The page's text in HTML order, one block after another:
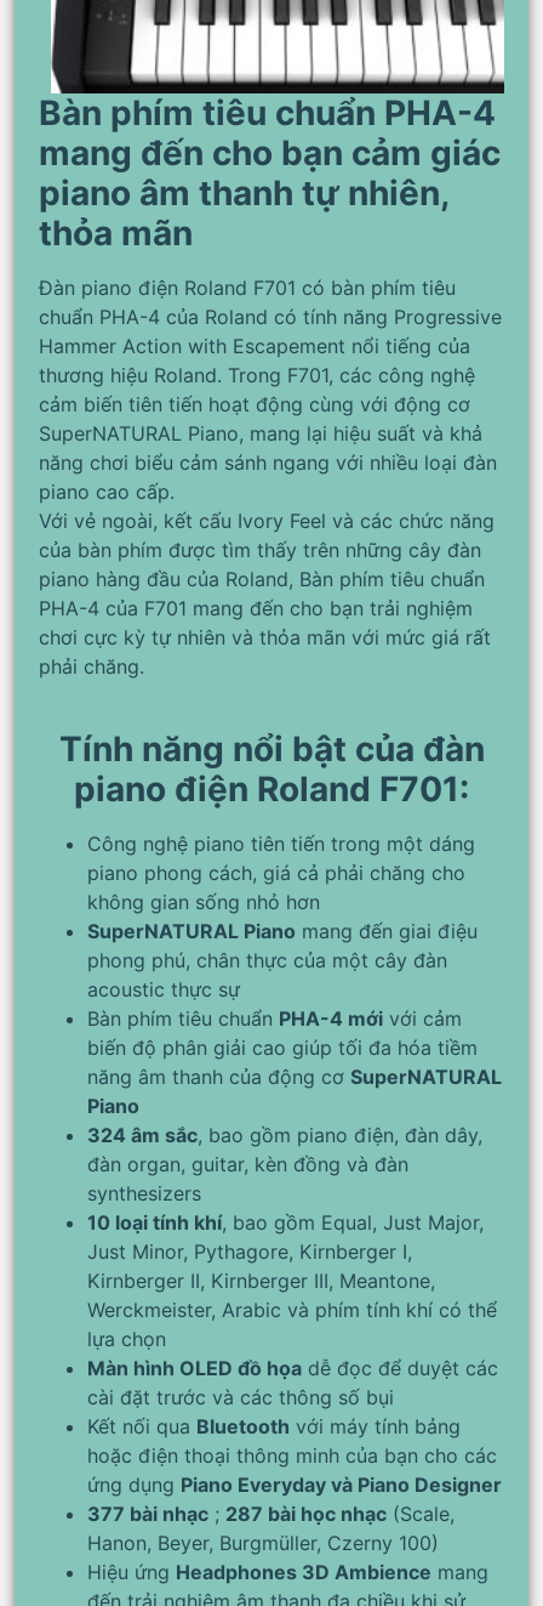
Bàn phím tiêu chuẩn PHA-4
mang đến cho bạn cảm giác
piano âm thanh tự nhiên,
thỏa mãn
Đàn piano điện Roland F701 có bàn phím tiêu
chuẩn PHA-4 của Roland có tính năng Progressive
Hammer Action with Escapement nổi tiếng của
thương hiệu Roland. Trong F701, các công nghệ
cảm biến tiên tiến hoạt động cùng với động cơ
SuperNATURAL Piano, mang lại hiệu suất và khả
năng chơi biểu cảm sánh ngang với nhiều loại đàn
piano cao cấp.
Với vẻ ngoài, kết cấu Ivory Feel và các chức năng
của bàn phím được tìm thấy trên những cây đàn
piano hàng đầu của Roland, Bàn phím tiêu chuẩn
PHA-4 của F701 mang đến cho bạn trải nghiệm
chơi cực kỳ tự nhiên và thỏa mãn với mức giá rất
phải chăng.
Tính năng nổi bật của đàn
piano điện Roland F701:
Công nghệ piano tiên tiến trong một dáng
piano phong cách, giá cả phải chăng cho
không gian sống nhỏ hơn
SuperNATURAL Piano mang đến giai điệu
phong phú, chân thực của một cây đàn
acoustic thực sự
Bàn phím tiêu chuẩn PHA-4 mới với cảm
biến độ phân giải cao giúp tối đa hóa tiềm
năng âm thanh của động cơ SuperNATURAL
Piano
324 âm sắc, bao gồm piano điện, đàn dây,
đàn organ, guitar, kèn đồng và đàn
synthesizers
10 loại tính khí, bao gồm Equal, Just Major,
Just Minor, Pythagore, Kirnberger I,
Kirnberger II, Kirnberger III, Meantone,
Werckmeister, Arabic và phím tính khí có thể
lựa chọn
Màn hình OLED đồ họa dễ đọc để duyệt các
cài đặt trước và các thông số bụi
Kết nối qua Bluetooth với máy tính bảng
hoặc điện thoại thông minh của bạn cho các
ứng dụng Piano Everyday và Piano Designer
377 bài nhạc ; 287 bài học nhạc (Scale,
Hanon, Beyer, Burgmüller, Czerny 100)
Hiệu ứng Headphones 3D Ambience mang